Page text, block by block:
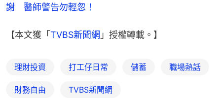
謝　醫師警告勿輕忽！
【本文獲「 TVBS新聞網 」授權轉載。】
理財投資 打工仔日常 儲蓄 職場熱話
財務自由 TVBS新聞網